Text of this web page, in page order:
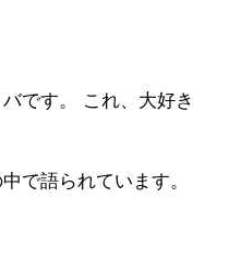
です。
これ、大好き
で語られています。